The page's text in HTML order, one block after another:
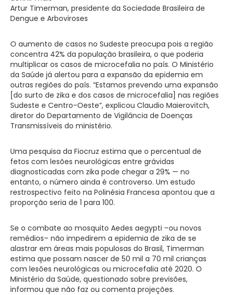
Artur Timerman, presidente da Sociedade Brasileira de
Dengue e Arboviroses
O aumento de casos no Sudeste preocupa pois a região
concentra 42% da população brasileira, o que poderia
multiplicar os casos de microcefalia no país. O Ministério
da Saúde já alertou para a expansão da epidemia em
outras regiões do país. “Estamos prevendo uma expansão
[do surto de zika e dos casos de microcefalia] nas regiões
Sudeste e Centro-Oeste”, explicou Claudio Maierovitch,
diretor do Departamento de Vigilância de Doenças
Transmissíveis do ministério.
Uma pesquisa da Fiocruz estima que o percentual de
fetos com lesões neurológicas entre grávidas
diagnosticadas com zika pode chegar a 29% — no
entanto, o número ainda é controverso. Um estudo
restrospectivo feito na Polinésia Francesa apontou que a
proporção seria de 1 para 100.
Se o combate ao mosquito Aedes aegypti –ou novos
remédios– não impedirem a epidemia de zika de se
alastrar em áreas mais populosas do Brasil, Timerman
estima que possam nascer de 50 mil a 70 mil crianças
com lesões neurológicas ou microcefalia até 2020. O
Ministério da Saúde, questionado sobre previsões,
informou que não faz ou comenta projeções.